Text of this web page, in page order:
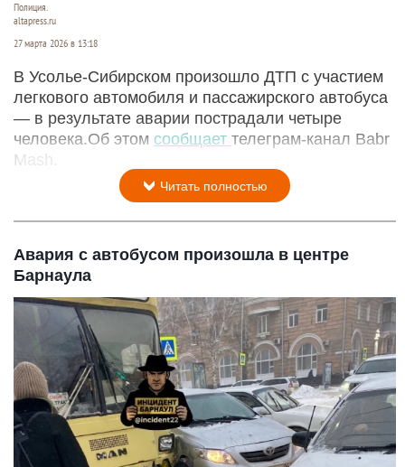
Полиция.
altapress.ru
27 марта 2026 в 13:18
В Усолье‑Сибирском произошло ДТП с участием
легкового автомобиля и пассажирского автобуса
— в результате аварии пострадали четыре
человека.Об этом сообщает телеграм-канал Babr
Mash.
Читать полностью
Авария с автобусом произошла в центре
Барнаула